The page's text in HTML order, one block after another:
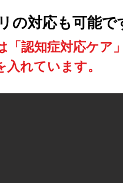
「認知症対応ケア
れています。
の対応も可能で